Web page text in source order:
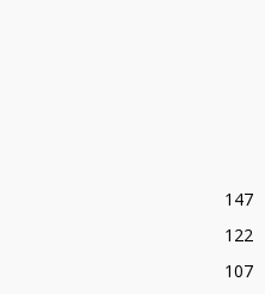
147
122
107